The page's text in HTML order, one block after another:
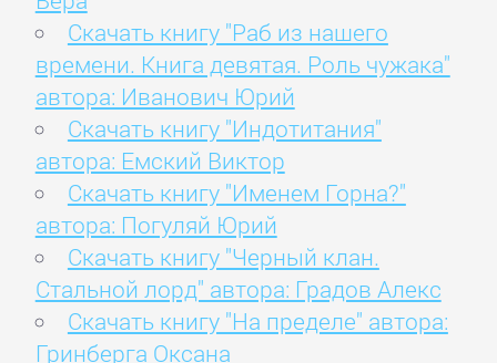
Скачать книгу "Раб из нашего
времени. Книга девятая. Роль чужака"
автора: Иванович Юрий
Скачать книгу "Индотитания"
автора: Емский Виктор
Скачать книгу "Именем Горна?"
автора: Погуляй Юрий
Скачать книгу "Черный клан.
Стальной лорд" автора: Градов Алекс
Скачать книгу "На пределе" автора:
Гринберга Оксана